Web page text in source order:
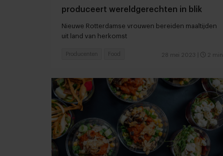
produceert wereldgerechten in blik
Nieuwe Rotterdamse vrouwen bereiden maaltijden
uit land van herkomst
28 mei 2023 2 min
Producenten Food